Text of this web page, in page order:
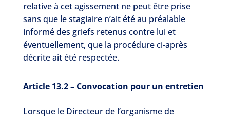
relative à cet agissement ne peut être prise
sans que le stagiaire n’ait été au préalable
informé des griefs retenus contre lui et
éventuellement, que la procédure ci-après
décrite ait été respectée.
Article 13.2 – Convocation pour un entretien
Lorsque le Directeur de l’organisme de